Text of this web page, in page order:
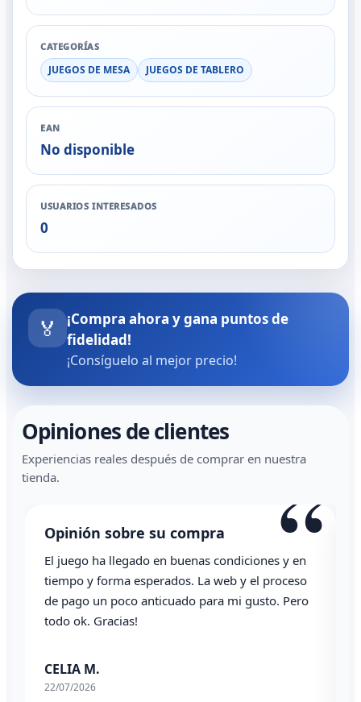
CATEGORÍAS
JUEGOS DE MESA JUEGOS DE TABLERO
EAN
No disponible
USUARIOS INTERESADOS
0
🏅
¡Compra ahora y gana puntos de
fidelidad!
¡Consíguelo al mejor precio!
Opiniones de clientes
Experiencias reales después de comprar en nuestra
tienda.
“
Opinión sobre su compra
El juego ha llegado en buenas condiciones y en
tiempo y forma esperados. La web y el proceso
de pago un poco anticuado para mi gusto. Pero
todo ok. Gracias!
CELIA M.
22/07/2026